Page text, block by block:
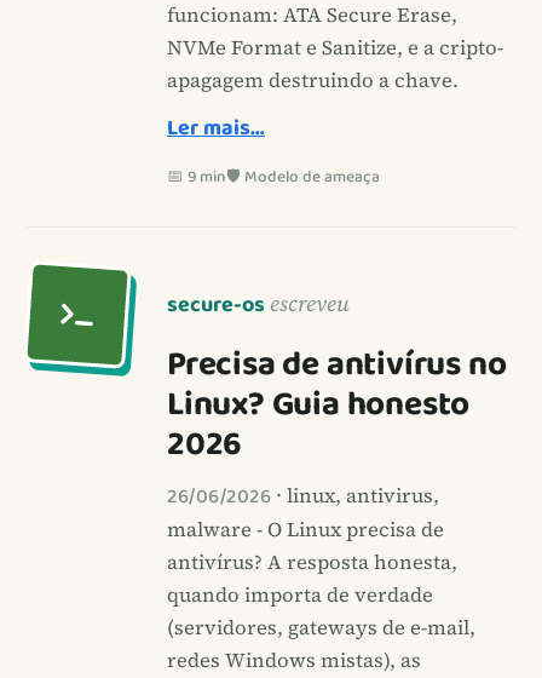
funcionam: ATA Secure Erase,
NVMe Format e Sanitize, e a cripto-
apagagem destruindo a chave.
Ler mais…
📅 9 min🛡️ Modelo de ameaça
secure-os escreveu
Precisa de antivírus no
Linux? Guia honesto
2026
26/06/2026 · linux, antivirus,
malware - O Linux precisa de
antivírus? A resposta honesta,
quando importa de verdade
(servidores, gateways de e-mail,
redes Windows mistas), as